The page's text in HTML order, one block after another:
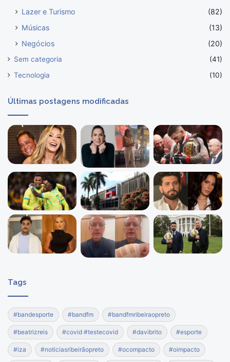
Lazer e Turismo
(82)
Músicas
(13)
Negócios
(20)
Sem categoria
(41)
Tecnologia
(10)
Últimas postagens modificadas
Tags
#bandesporte #bandfm #bandfmribeiraopreto
#beatrizreis #covid #testecovid #davibrito #esporte
#iza #noticiasribeirãopreto #ocompacto #oimpacto